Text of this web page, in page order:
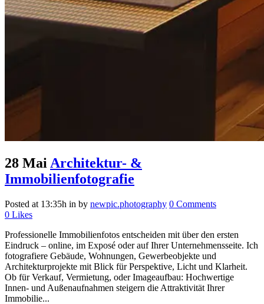
28 Mai Architektur- &
Immobilienfotografie
Posted at 13:35h in by newpic.photography 0 Comments
0 Likes
Professionelle Immobilienfotos entscheiden mit über den ersten
Eindruck – online, im Exposé oder auf Ihrer Unternehmensseite. Ich
fotografiere Gebäude, Wohnungen, Gewerbeobjekte und
Architekturprojekte mit Blick für Perspektive, Licht und Klarheit.
Ob für Verkauf, Vermietung, oder Imageaufbau: Hochwertige
Innen- und Außenaufnahmen steigern die Attraktivität Ihrer
Immobilie...